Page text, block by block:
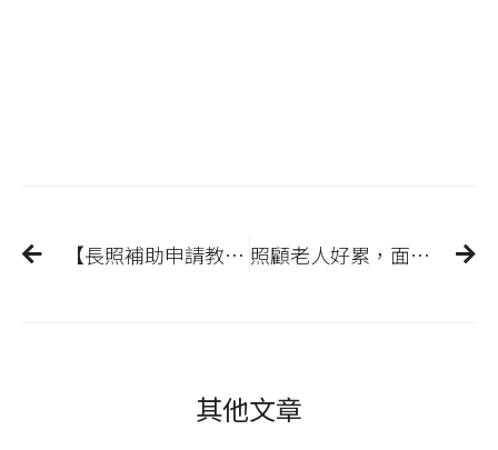
【長照補助申請教學】3分鐘瞭解申請方式、金額，讓政府減輕您的負擔 照顧老人好累，面對照護壓力時該怎麼辦？老人照顧服務一次了解！
其他文章